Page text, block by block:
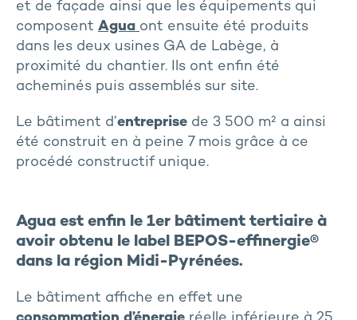
et de façade ainsi que les équipements qui
composent Agua ont ensuite été produits
dans les deux usines GA de Labège, à
proximité du chantier. Ils ont enfin été
acheminés puis assemblés sur site.
Le bâtiment d’entreprise de 3 500 m² a ainsi
été construit en à peine 7 mois grâce à ce
procédé constructif unique.
Agua est enfin le 1er bâtiment tertiaire à
avoir obtenu le label BEPOS-effinergie®
dans la région Midi-Pyrénées.
Le bâtiment affiche en effet une